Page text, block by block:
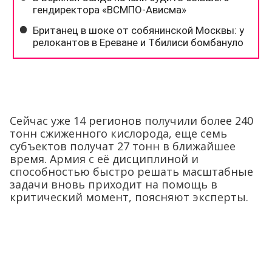
Сейчас уже 14 регионов получили более 240
тонн сжиженного кислорода, еще семь
субъектов получат 27 тонн в ближайшее
время. Армия с её дисциплиной и
способностью быстро решать масштабные
задачи вновь приходит на помощь в
критический момент, поясняют эксперты.